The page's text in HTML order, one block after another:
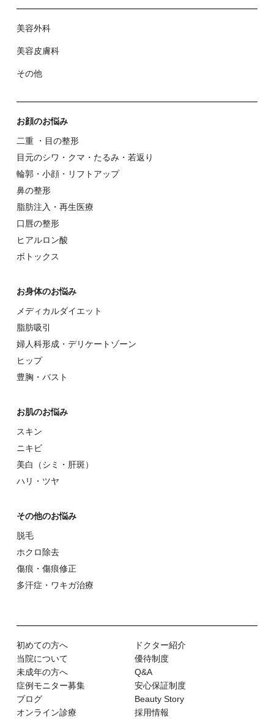
美容外科
美容⽪膚科
その他
お顔のお悩み
⼆重 ・⽬の整形
⽬元のシワ・クマ・たるみ・若返り
輪郭・⼩顔・リフトアップ
⿐の整形
脂肪注入・再生医療
⼝唇の整形
ヒアルロン酸
ボトックス
お⾝体のお悩み
メディカルダイエット
脂肪吸引
婦⼈科形成・デリケートゾーン
ヒップ
豊胸・バスト
お肌のお悩み
スキン
ニキビ
美⽩（シミ・肝斑）
ハリ・ツヤ
その他のお悩み
脱⽑
ホクロ除去
傷痕・傷痕修正
多汗症・ワキガ治療
初めての⽅へ
ドクター紹介
当院について
優待制度
未成年の方へ
Q&A
症例モニター募集
安心保証制度
ブログ
Beauty Story
オンライン診療
採用情報